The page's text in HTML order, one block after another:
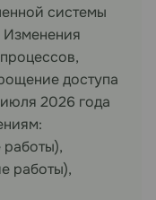
системы
Изменения
доступа
2026 года
работы),